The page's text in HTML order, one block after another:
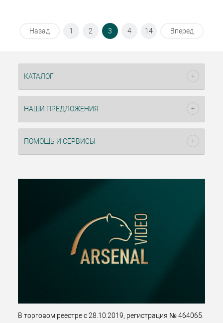
Назад 1 2 3 4 14 Вперед
КАТАЛОГ
НАШИ ПРЕДЛОЖЕНИЯ
ПОМОЩЬ И СЕРВИСЫ
В торговом реестре с 28.10.2019, регистрация № 464065.